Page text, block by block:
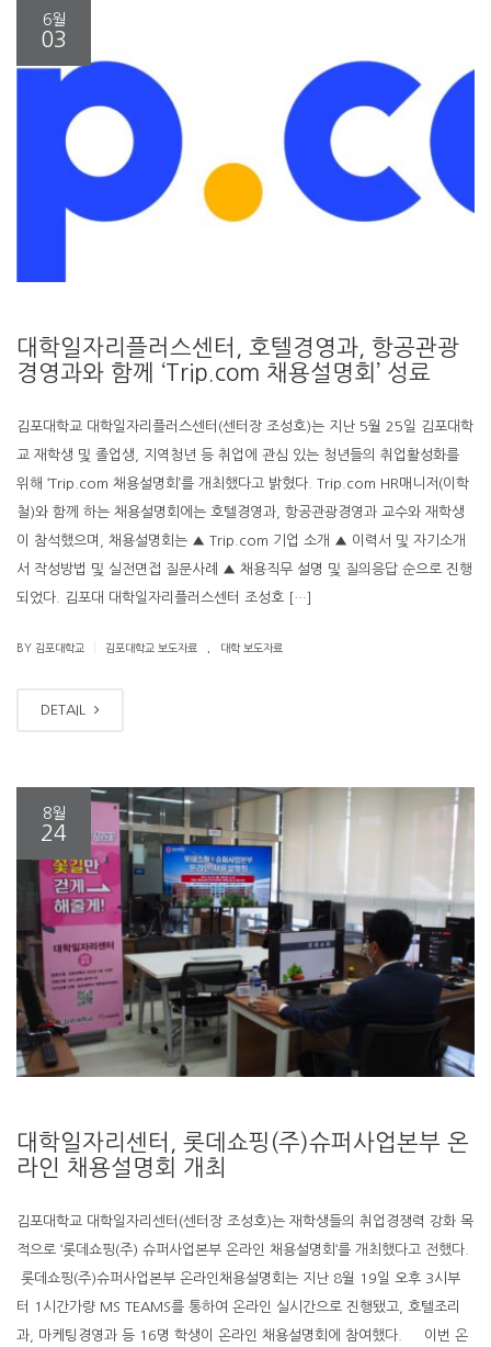
6월
03
대학일자리플러스센터, 호텔경영과, 항공관광
경영과와 함께 ‘Trip.com 채용설명회’ 성료
김포대학교 대학일자리플러스센터(센터장 조성호)는 지난 5월 25일 김포대학
교 재학생 및 졸업생, 지역청년 등 취업에 관심 있는 청년들의 취업활성화를
위해 ‘Trip.com 채용설명회’를 개최했다고 밝혔다. Trip.com HR매니저(이학
철)와 함께 하는 채용설명회에는 호텔경영과, 항공관광경영과 교수와 재학생
이 참석했으며, 채용설명회는 ▲ Trip.com 기업 소개 ▲ 이력서 및 자기소개
서 작성방법 및 실전면접 질문사례 ▲ 채용직무 설명 및 질의응답 순으로 진행
되었다. 김포대 대학일자리플러스센터 조성호 […]
BY 김포대학교 김포대학교 보도자료 대학 보도자료
DETAIL
8월
24
대학일자리센터, 롯데쇼핑(주)슈퍼사업본부 온
라인 채용설명회 개최
김포대학교 대학일자리센터(센터장 조성호)는 재학생들의 취업경쟁력 강화 목
적으로 ‘롯데쇼핑(주) 슈퍼사업본부 온라인 채용설명회‘를 개최했다고 전했다.
롯데쇼핑(주)슈퍼사업본부 온라인채용설명회는 지난 8월 19일 오후 3시부
터 1시간가량 MS TEAMS를 통하여 온라인 실시간으로 진행됐고, 호텔조리
과, 마케팅경영과 등 16명 학생이 온라인 채용설명회에 참여했다. 이번 온